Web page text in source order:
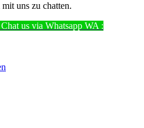
uns zu chatten.
us via Whatsapp WA :